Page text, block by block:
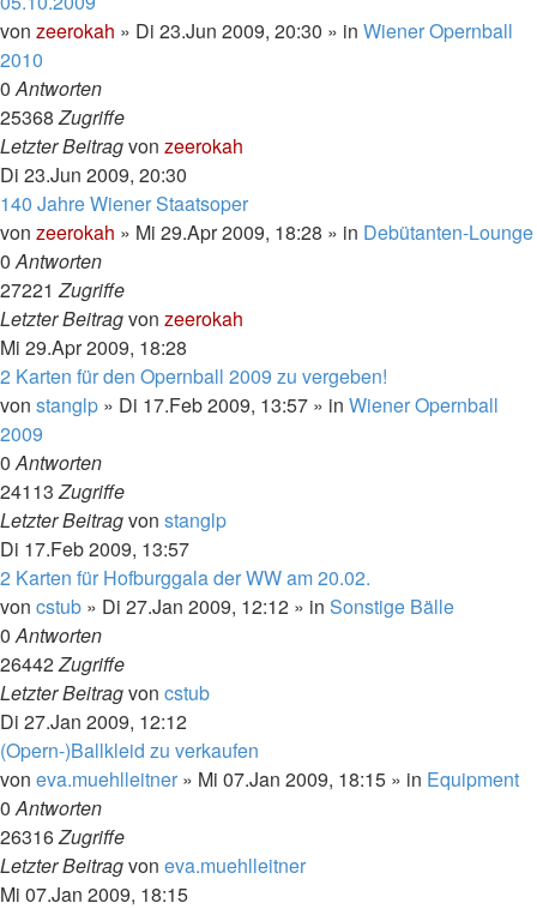
von zeerokah » Di 23.Jun 2009, 20:30 » in Wiener Opernball
2010
0Antworten
25368Zugriffe
Letzter Beitragvon zeerokah
Di 23.Jun 2009, 20:30
140 Jahre Wiener Staatsoper
von zeerokah » Mi 29.Apr 2009, 18:28 » in Debütanten-Lounge
0Antworten
27221Zugriffe
Letzter Beitragvon zeerokah
Mi 29.Apr 2009, 18:28
2 Karten für den Opernball 2009 zu vergeben!
von stanglp » Di 17.Feb 2009, 13:57 » in Wiener Opernball
2009
0Antworten
24113Zugriffe
Letzter Beitragvon stanglp
Di 17.Feb 2009, 13:57
2 Karten für Hofburggala der WW am 20.02.
von cstub » Di 27.Jan 2009, 12:12 » in Sonstige Bälle
0Antworten
26442Zugriffe
Letzter Beitragvon cstub
Di 27.Jan 2009, 12:12
(Opern-)Ballkleid zu verkaufen
von eva.muehlleitner » Mi 07.Jan 2009, 18:15 » in Equipment
0Antworten
26316Zugriffe
Letzter Beitragvon eva.muehlleitner
Mi 07.Jan 2009, 18:15